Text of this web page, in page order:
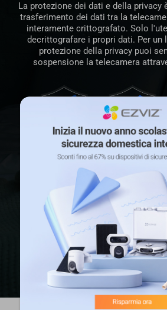
La protezione dei dati e della privacy
trasferimento dei dati tra la
interamente crittografato. Solo
decrittografare i propri dati. Per un
protezione della privacy puoi
sospensione la telecamera